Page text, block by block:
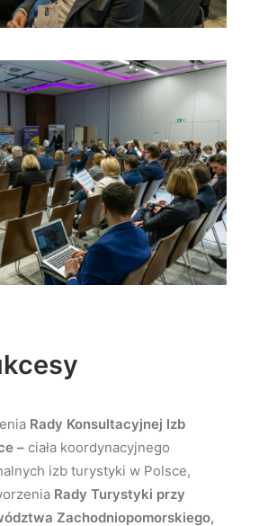
Rady Konsultacyjnej Izb
– ciała koordynacyjnego
izb turystyki w Polsce,
Rady Turystyki przy
Zachodniopomorskiego,